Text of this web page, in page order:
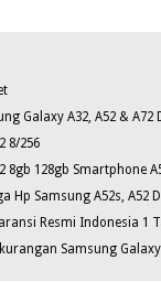
Galaxy A32, A52 & A72
8/256
8gb 128gb Smartphone
Hp Samsung A52s, A52
Resmi Indonesia 1
Samsung Galaxy